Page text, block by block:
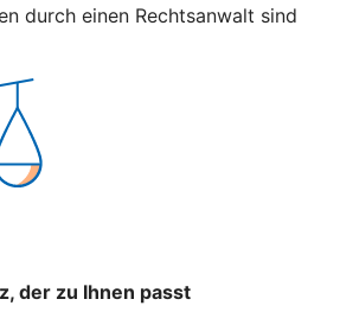
durch einen Rechtsanwalt sind
der zu Ihnen passt